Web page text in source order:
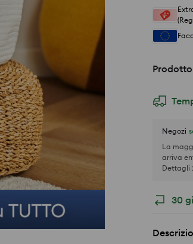
Negozi
La
arriva
Dettagli
30